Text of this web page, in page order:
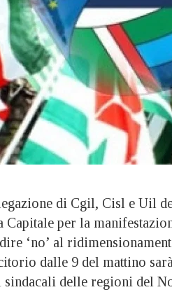
di Cgil, Cisl e Uil
Capitale per la
‘no’ al
dalle 9 del mattino
sindacali delle regioni del